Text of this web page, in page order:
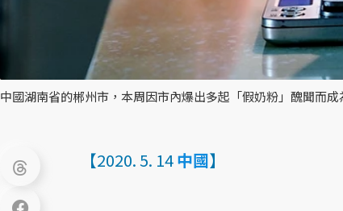
中國湖南省的郴州市，本周因市內爆出多起「假奶粉」醜聞而
【2020. 5. 14中國】